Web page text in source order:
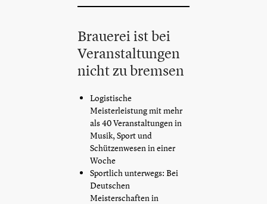
Brauerei ist bei
Veranstaltungen
nicht zu bremsen
Logistische
Meisterleistung mit mehr
als 40 Veranstaltungen in
Musik, Sport und
Schützenwesen in einer
Woche
Sportlich unterwegs: Bei
Deutschen
Meisterschaften in